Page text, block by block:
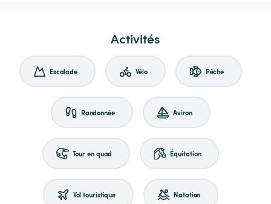
Activités
Escalade Vélo Pêche
Randonnée Aviron
Tour en quad Équitation
Vol touristique Natation